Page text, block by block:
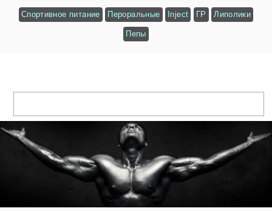
Спортивное питание Пероральные Inject ГР Липолики
Пепы